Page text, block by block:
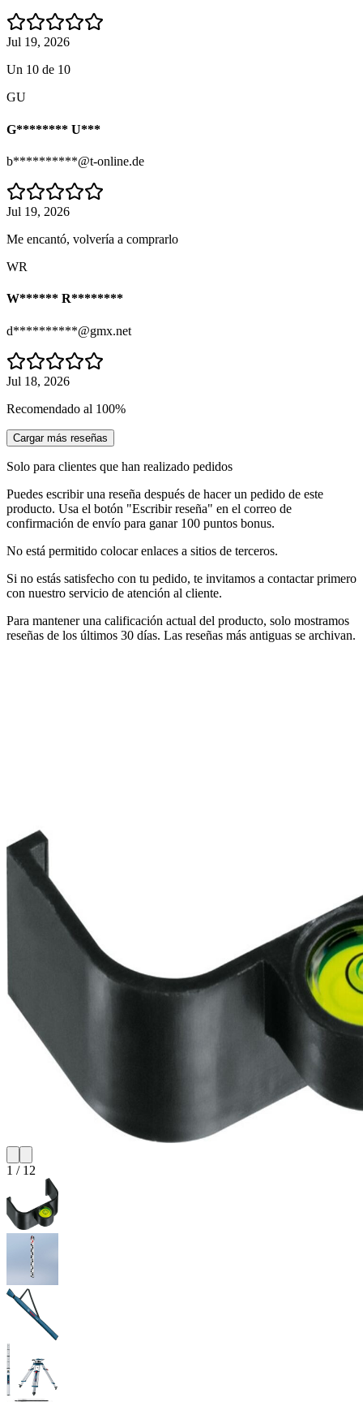
Jul 19, 2026
Un 10 de 10
GU
G******** U***
b**********@t-online.de
Jul 19, 2026
Me encantó, volvería a comprarlo
WR
W****** R********
d**********@gmx.net
Jul 18, 2026
Recomendado al 100%
Cargar más reseñas
Solo para clientes que han realizado pedidos
Puedes escribir una reseña después de hacer un pedido de este
producto. Usa el botón "Escribir reseña" en el correo de
confirmación de envío para ganar 100 puntos bonus.
No está permitido colocar enlaces a sitios de terceros.
Si no estás satisfecho con tu pedido, te invitamos a contactar primero
con nuestro servicio de atención al cliente.
Para mantener una calificación actual del producto, solo mostramos
reseñas de los últimos 30 días. Las reseñas más antiguas se archivan.
1 / 12